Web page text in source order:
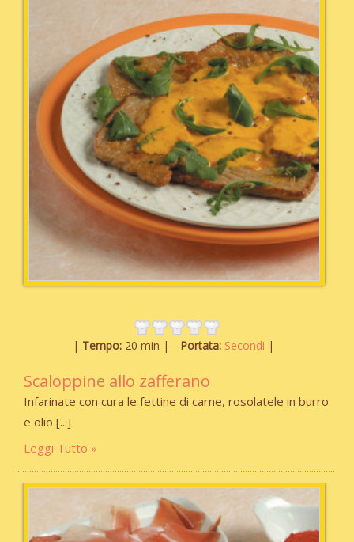
Tempo: 20 min Portata: Secondi
Scaloppine allo zafferano
Infarinate con cura le fettine di carne, rosolatele in burro
e olio
Leggi Tutto